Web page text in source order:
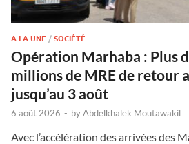
A LA UNE /SOCIÉTÉ
Opération Marhaba : Plus
millions de MRE de retour
jusqu’au 3 août
6 août 2026 - byAbdelkhalek Moutawakil
Avec l’accélération des arrivées des